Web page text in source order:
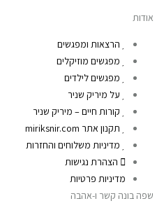
אודות
הרצאות ומפגשים
מפגשים מוזיקלים
מפגשים לילדים
על מיריק שניר
קורות חיים – מיריק שניר
תקנון אתר miriksnir.com
מדיניות משלוחים והחזרות
הצהרת נגישות
מדיניות פרטיות
שפה בונה קשר ו-אהבה